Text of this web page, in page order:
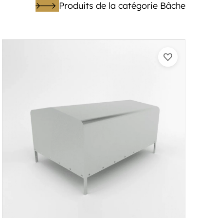
Produits de la catégorie Bâche